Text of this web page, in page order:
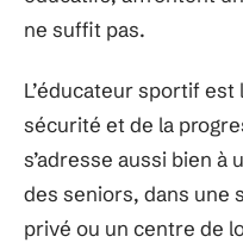
ne suffit pas.
L’éducateur sportif est
sécurité et de la
s’adresse aussi bien à
des seniors, dans une
privé ou un centre de